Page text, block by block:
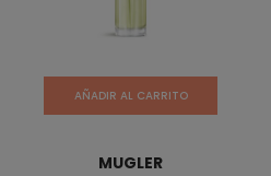
AÑADIR AL CARRITO
MUGLER